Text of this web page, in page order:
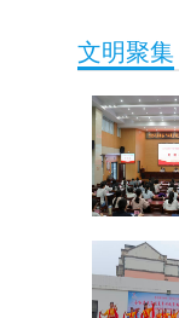
文明聚集